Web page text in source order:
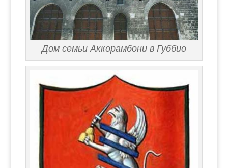
Дом семьи Аккорамбони в Губбио